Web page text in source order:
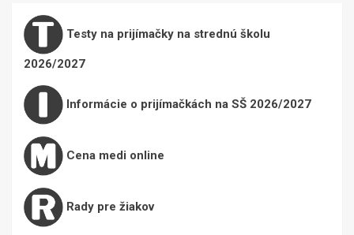
Testy na prijímačky na strednú školu
2026/2027
Informácie o prijímačkách na SŠ 2026/2027
Cena medi online
Rady pre žiakov